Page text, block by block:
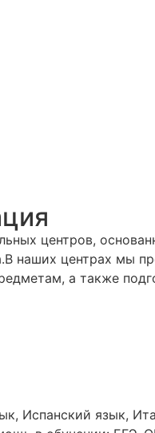
центров,
наших центрах мы
а также
Испанский язык,